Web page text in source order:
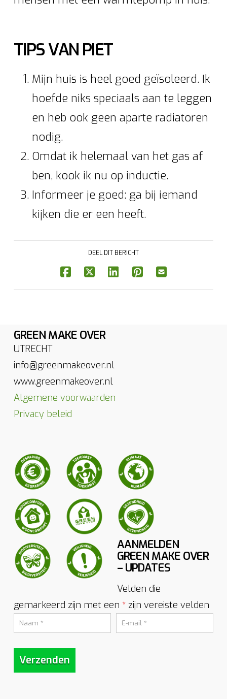
TIPS VAN PIET
Mijn huis is heel goed geïsoleerd. Ik
hoefde niks speciaals aan te leggen
en heb ook geen aparte radiatoren
nodig.
Omdat ik helemaal van het gas af
ben, kook ik nu op inductie.
Informeer je goed: ga bij iemand
kijken die er een heeft.
DEEL DIT BERICHT
GREEN MAKE OVER
UTRECHT
info@greenmakeover.nl
www.greenmakeover.nl
Algemene voorwaarden
Privacy beleid
AANMELDEN
GREEN MAKE OVER
– UPDATES
Velden die
gemarkeerd zijn met een *zijn vereiste velden